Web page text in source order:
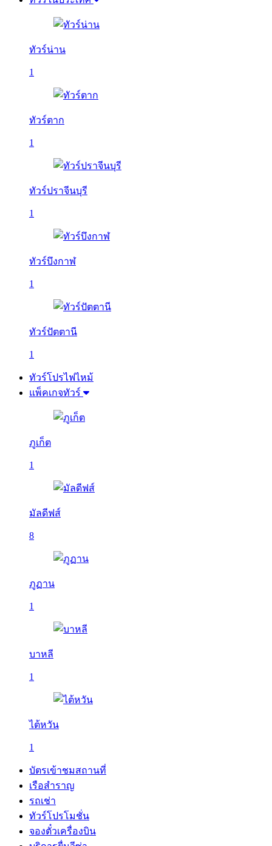
ทัวร์น่าน
1
ทัวร์ตาก
1
ทัวร์ปราจีนบุรี
1
ทัวร์บึงกาฬ
1
ทัวร์ปัตตานี
1
ทัวร์โปรไฟไหม้
แพ็คเกจทัวร์
ภูเก็ต
1
มัลดีฟส์
8
ภูฏาน
1
บาหลี
1
ไต้หวัน
1
บัตรเข้าชมสถานที่
เรือสำราญ
รถเช่า
ทัวร์โปรโมชั่น
จองตั๋วเครื่องบิน